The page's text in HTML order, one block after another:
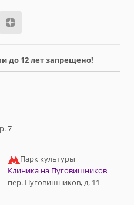
до 12 лет запрещено!
7
Парк культуры
Клиника на Пуговишников
пер. Пуговишников, д. 11